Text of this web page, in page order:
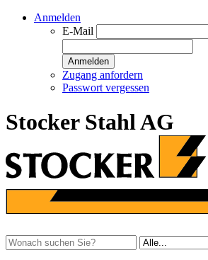
Anmelden
E-Mail
Anmelden
Zugang anfordern
Passwort vergessen
Stocker Stahl AG